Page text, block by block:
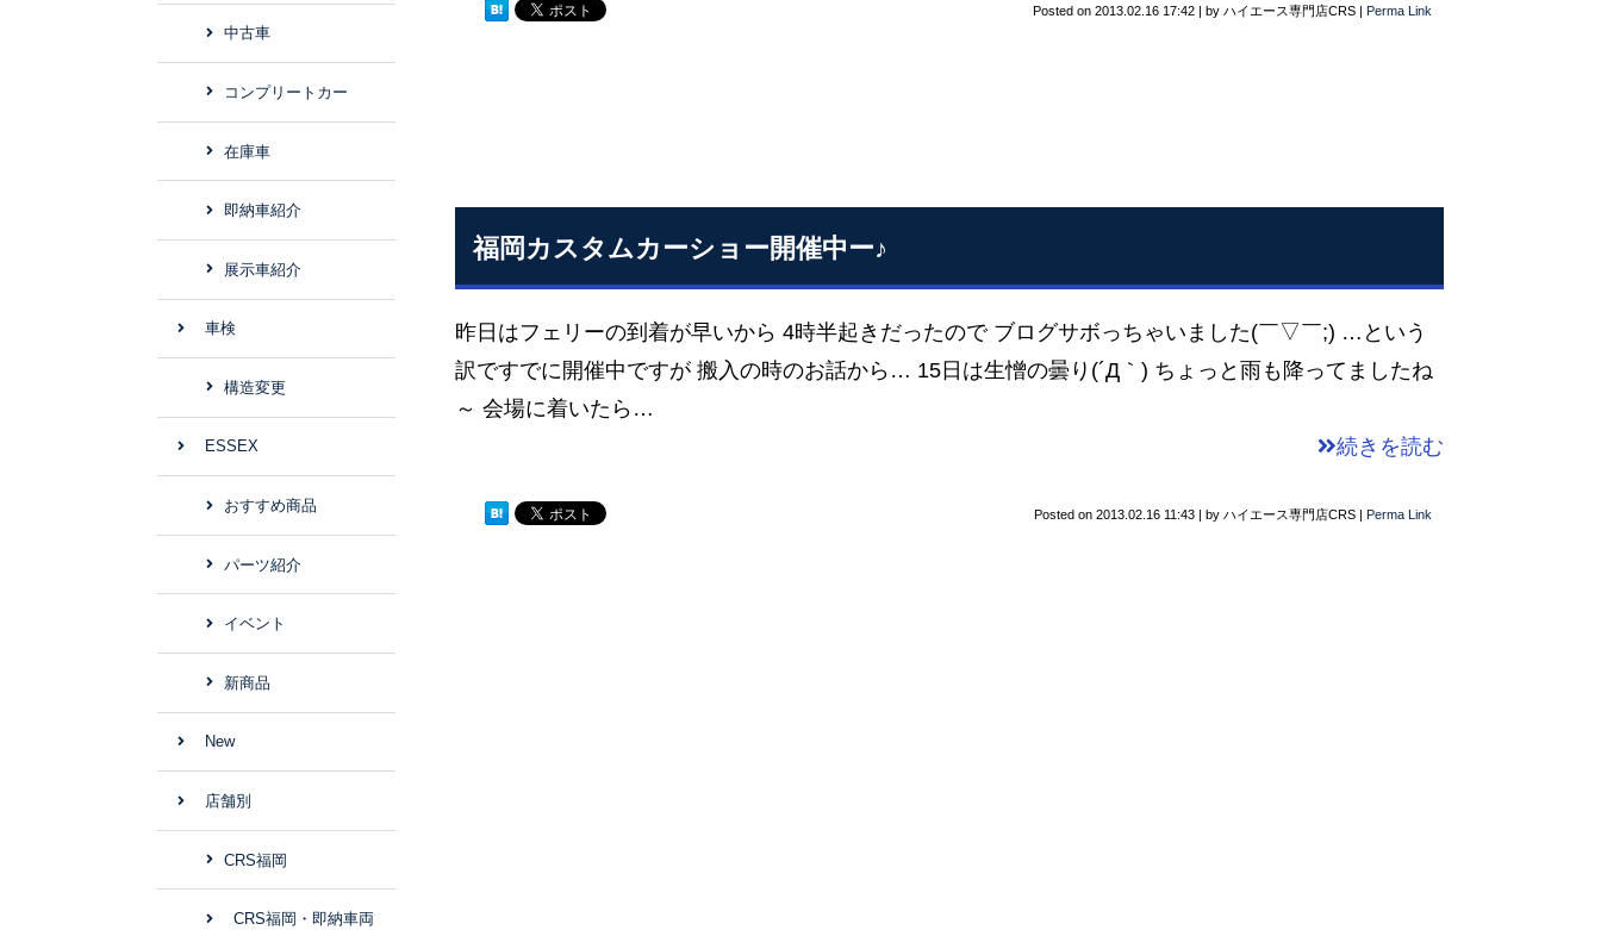
Posted on 2013.02.16 17:42 | by ハイエース専門店CRS | Perma Link
福岡カスタムカーショー開催中ー♪
昨日はフェリーの到着が早いから 4時半起きだったので ブログサボっちゃいました(￣▽￣;) …という
訳ですでに開催中ですが 搬入の時のお話から… 15日は生憎の曇り(´Д｀) ちょっと雨も降ってましたね
～ 会場に着いたら…
続きを読む
Posted on 2013.02.16 11:43 | by ハイエース専門店CRS | Perma Link
中古車
コンプリートカー
在庫車
即納車紹介
展示車紹介
車検
構造変更
ESSEX
おすすめ商品
パーツ紹介
イベント
新商品
New
店舗別
CRS福岡
CRS福岡・即納車両